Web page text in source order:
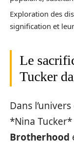
Exploration des
signification et
Le
Tucker
Dans
*Nina
Brotherhood